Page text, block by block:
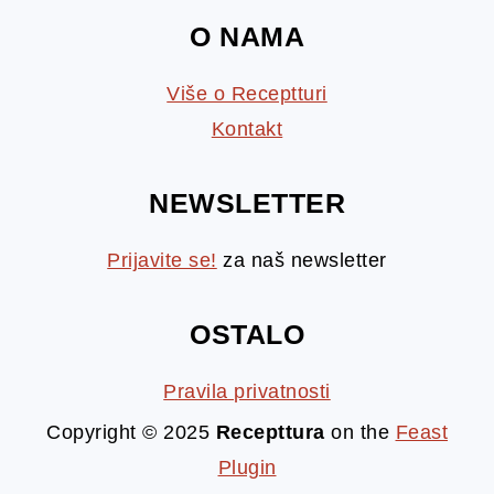
O NAMA
Više o Receptturi
Kontakt
NEWSLETTER
Prijavite se! za naš newsletter
OSTALO
Pravila privatnosti
Copyright © 2025 Recepttura on the Feast
Plugin